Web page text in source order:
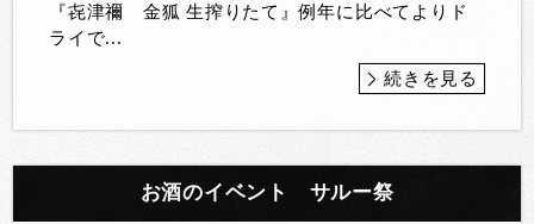
『㐂津禰 金狐 生搾りたて』例年に比べてよりド
ライで...
続きを見る
お酒のイベント サルー祭